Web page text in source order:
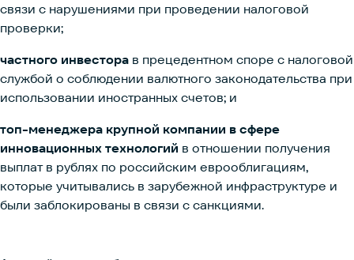
связи с нарушениями при проведении налоговой
проверки;
частного инвестора в прецедентном споре с налоговой
службой о соблюдении валютного законодательства при
использовании иностранных счетов; и
топ-менеджера крупной компании в сфере
инновационных технологий в отношении получения
выплат в рублях по российским еврооблигациям,
которые учитывались в зарубежной инфраструктуре и
были заблокированы в связи с санкциями.